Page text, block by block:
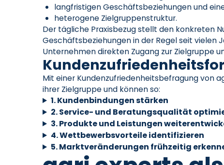
langfristigen Geschäftsbeziehungen und
heterogene Zielgruppenstruktur.
Der tägliche Praxisbezug stellt den konkreten
Geschäftsbeziehungen in der Regel seit
Unternehmen direkten Zugang zur Zielgruppe
Mit einer Kundenzufriedenheitsbefragung von
ihrer Zielgruppe und können so:
1. Kundenbindungen stärken
2. Service- und Beratungsqualität
3. Produkte und Leistungen
4. Wettbewerbsvorteile identifizieren
5. Marktveränderungen frühzeitig